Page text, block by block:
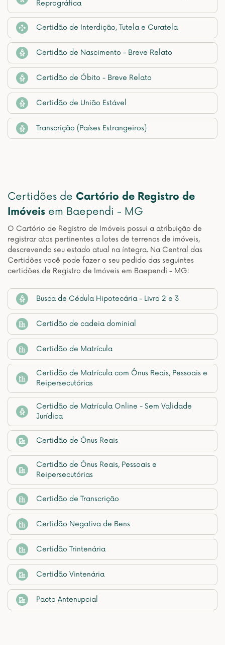
Reprográfica
Certidão de Interdição, Tutela e Curatela
Certidão de Nascimento - Breve Relato
Certidão de Óbito - Breve Relato
Certidão de União Estável
Transcrição (Países Estrangeiros)
Certidões de Cartório de Registro de
Imóveis em Baependi - MG
O Cartório de Registro de Imóveis possui a atribuição de
registrar atos pertinentes a lotes de terrenos de imóveis,
descrevendo seu estado atual na íntegra. Na Central das
Certidões você pode fazer o seu pedido das seguintes
certidões de Registro de Imóveis em Baependi - MG:
Busca de Cédula Hipotecária - Livro 2 e 3
Certidão de cadeia dominial
Certidão de Matrícula
Certidão de Matrícula com Ônus Reais, Pessoais e
Reipersecutórias
Certidão de Matrícula Online - Sem Validade
Jurídica
Certidão de Ônus Reais
Certidão de Ônus Reais, Pessoais e
Reipersecutórias
Certidão de Transcrição
Certidão Negativa de Bens
Certidão Trintenária
Certidão Vintenária
Pacto Antenupcial